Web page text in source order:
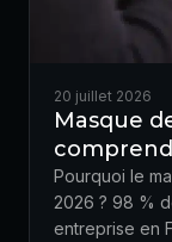
20 juillet 2026
Masque
Pourquoi le
2026 ? 98 %
entreprise en